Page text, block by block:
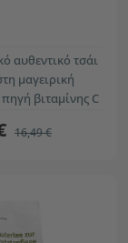
αυθεντικό τσάι
μαγειρική
βιταμίνης C
16,49 €